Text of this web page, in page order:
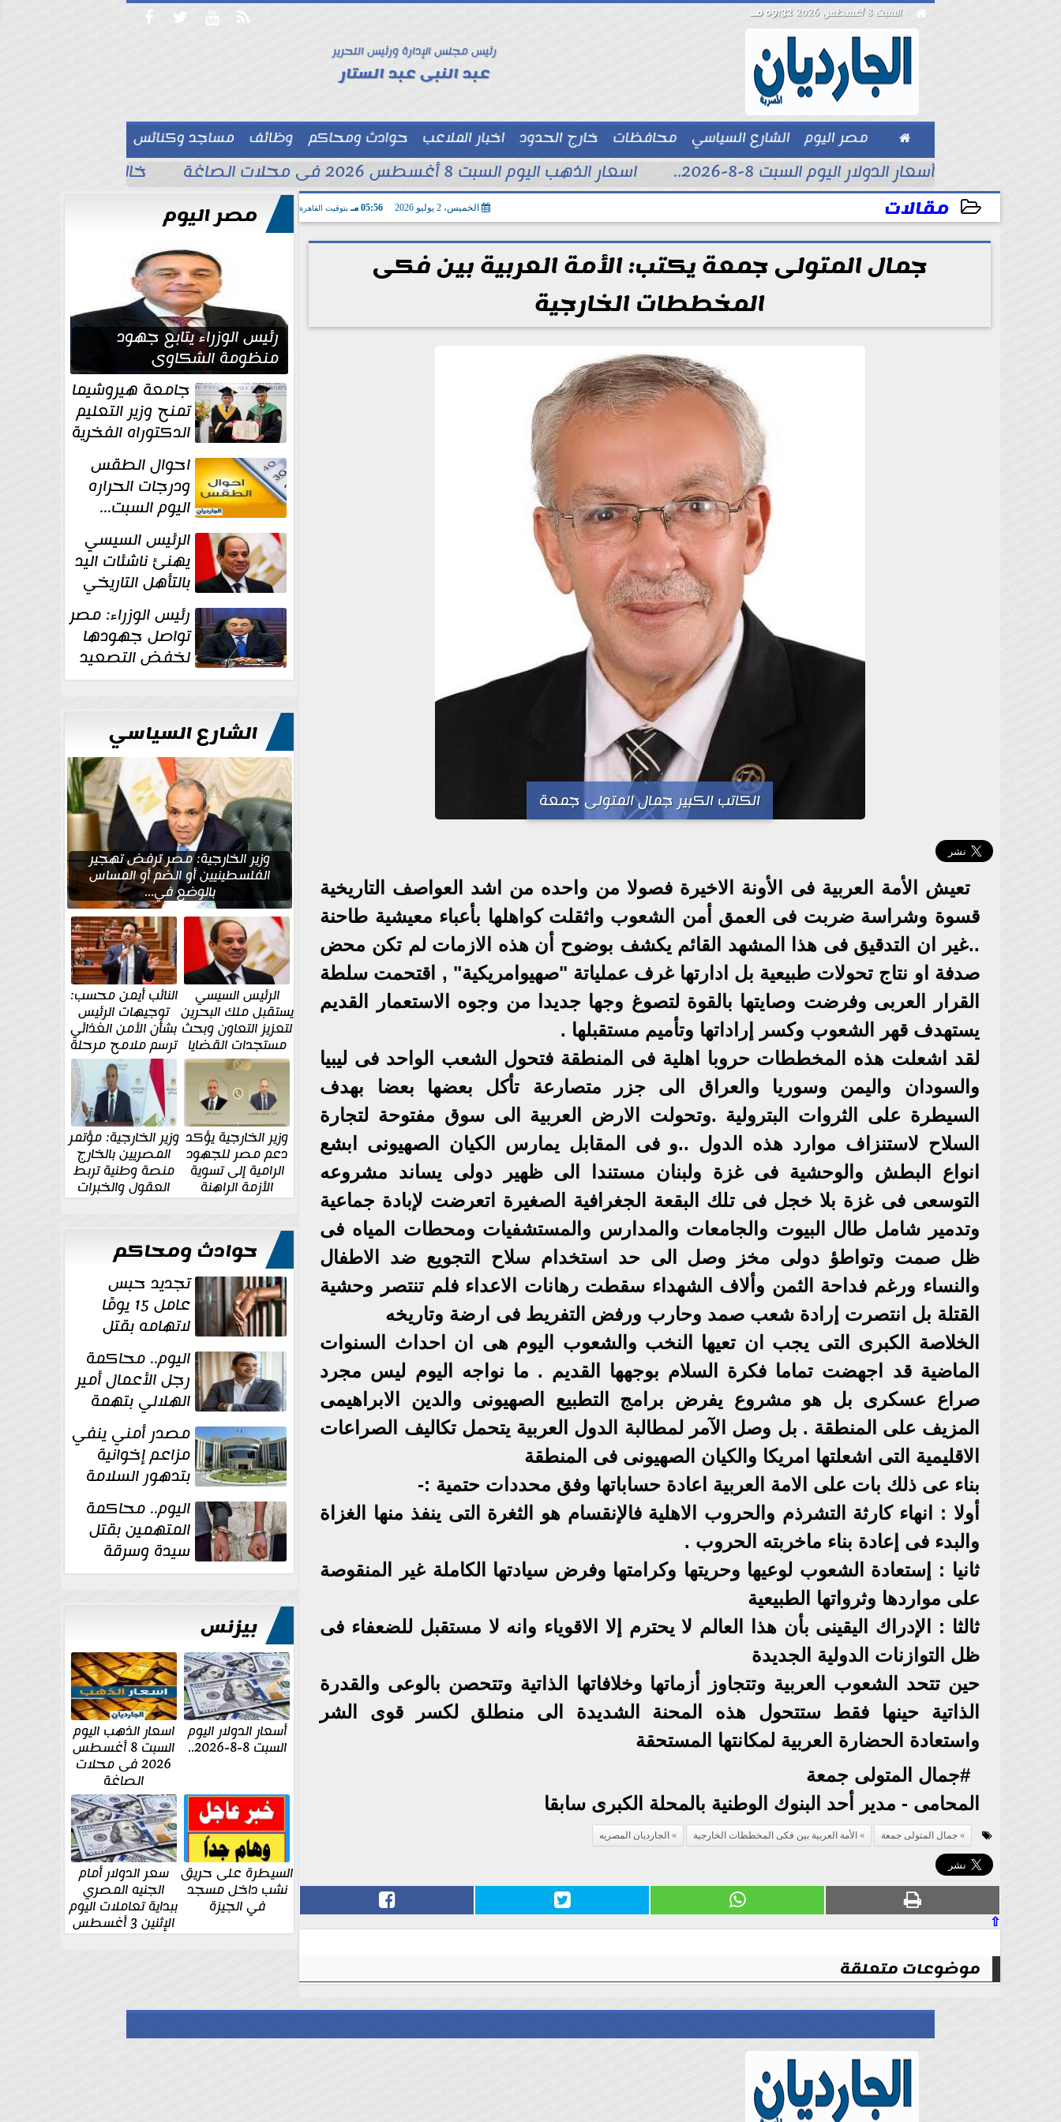
   
 السبت 8 أغسطس 2026 09:32 مـ
رئيس مجلس الإدارة ورئيس التحرير
عبد النبى عبد الستار
 مصر اليوم الشارع السياسي محافظات خارج الحدود اخبار الملاعب حوادث ومحاكم وظائف
مساجد وكنائس
بيزنس
توك شو  أسعار الدولار اليوم السبت 8-8-2026.. اسعار الذهب اليوم السبت 8 أغسطس 2026 فى محلات الصاغة خالد الغندور يطلب
مقالات الخميس، 2 يوليو 2026 05:56 مـ بتوقيت القاهرة
2026-07-02 17:56:04
جمال المتولى جمعة يكتب: الأمة العربية بين فكى
المخططات الخارجية
الكاتب الكبير جمال المتولى جمعة
تعيش الأمة العربية فى الأونة الاخيرة فصولا من واحده من اشد العواصف التاريخية
قسوة وشراسة ضربت فى العمق أمن الشعوب واثقلت كواهلها بأعباء معيشية طاحنة
..غير ان التدقيق فى هذا المشهد القائم يكشف بوضوح أن هذه الازمات لم تكن محض
صدفة او نتاج تحولات طبيعية بل ادارتها غرف عملياتة "صهيوامريكية" , اقتحمت سلطة
القرار العربى وفرضت وصايتها بالقوة لتصوغ وجها جديدا من وجوه الاستعمار القديم
يستهدف قهر الشعوب وكسر إراداتها وتأميم مستقبلها .
لقد اشعلت هذه المخططات حروبا اهلية فى المنطقة فتحول الشعب الواحد فى ليبيا
والسودان واليمن وسوريا والعراق الى جزر متصارعة تأكل بعضها بعضا بهدف
السيطرة على الثروات البترولية .وتحولت الارض العربية الى سوق مفتوحة لتجارة
السلاح لاستنزاف موارد هذه الدول ..و فى المقابل يمارس الكيان الصهيونى ابشع
انواع البطش والوحشية فى غزة ولبنان مستندا الى ظهير دولى يساند مشروعه
التوسعى فى غزة بلا خجل فى تلك البقعة الجغرافية الصغيرة اتعرضت لإبادة جماعية
وتدمير شامل طال البيوت والجامعات والمدارس والمستشفيات ومحطات المياه فى
ظل صمت وتواطؤ دولى مخز وصل الى حد استخدام سلاح التجويع ضد الاطفال
والنساء ورغم فداحة الثمن وألاف الشهداء سقطت رهانات الاعداء فلم تنتصر وحشية
القتلة بل انتصرت إرادة شعب صمد وحارب ورفض التفريط فى ارضة وتاريخه
الخلاصة الكبرى التى يجب ان تعيها النخب والشعوب اليوم هى ان احداث السنوات
الماضية قد اجهضت تماما فكرة السلام بوجهها القديم . ما نواجه اليوم ليس مجرد
صراع عسكرى بل هو مشروع يفرض برامج التطبيع الصهيونى والدين الابراهيمى
المزيف على المنطقة . بل وصل الآمر لمطالبة الدول العربية يتحمل تكاليف الصراعات
الاقليمية التى اشعلتها امريكا والكيان الصهيونى فى المنطقة
بناء عى ذلك بات على الامة العربية اعادة حساباتها وفق محددات حتمية :-
أولا : انهاء كارثة التشرذم والحروب الاهلية فالإنقسام هو الثغرة التى ينفذ منها الغزاة
والبدء فى إعادة بناء ماخربته الحروب .
ثانيا : إستعادة الشعوب لوعيها وحريتها وكرامتها وفرض سيادتها الكاملة غير المنقوصة
على مواردها وثرواتها الطبيعية
ثالثا : الإدراك اليقينى بأن هذا العالم لا يحترم إلا الاقوياء وانه لا مستقبل للضعفاء فى
ظل التوازنات الدولية الجديدة
حين تتحد الشعوب العربية وتتجاوز أزماتها وخلافاتها الذاتية وتتحصن بالوعى والقدرة
الذاتية حينها فقط ستتحول هذه المحنة الشديدة الى منطلق لكسر قوى الشر
واستعادة الحضارة العربية لمكانتها المستحقة
#جمال المتولى جمعة
المحامى - مدير أحد البنوك الوطنية بالمحلة الكبرى سابقا
جمال المتولى جمعة الأمة العربية بين فكى المخططات الخارجية الجارديان المصريه
⇧
موضوعات متعلقة
مصر اليوم
رئيس الوزراء يتابع جهود
منظومة الشكاوى
الحكومية خلال يوليو
الماضي جامعة هيروشيما
تمنح وزير التعليم
الدكتوراه الفخرية
تقديرا لما حققه
احوال الطقس
ودرجات الحراره
اليوم السبت...
العظمى في
القاهره 36 درجة الرئيس السيسي
يهنئ ناشئات اليد
بالتأهل التاريخي
إلى نصف نهائي
كأس العالم رئيس الوزراء: مصر
تواصل جهودها
لخفض التصعيد
والحفاظ على
الشارع السياسي
وزير الخارجية: مصر ترفض تهجير
الفلسطينيين أو الضم أو المساس
بالوضع في...
الرئيس السيسي
يستقبل ملك البحرين
لتعزيز التعاون وبحث
مستجدات القضايا
الإقليمية والدولية
النائب أيمن محسب:
توجيهات الرئيس
بشأن الأمن الغذائي
ترسم ملامح مرحلة
جديدة
وزير الخارجية يؤكد
دعم مصر للجهود
الرامية إلى تسوية
الأزمة الراهنة
وزير الخارجية: مؤتمر
المصريين بالخارج
منصة وطنية تربط
العقول والخبرات
المصرية بالدولة
حوادث ومحاكم
تجديد حبس
عامل 15 يومًا
لاتهامه بقتل
زوجته طعنًا
داخل مسكنهما بشبرا...
اليوم.. محاكمة
رجل الأعمال أمير
الهلالي بتهمة
غسل الأموال
مصدر أمني ينفي
مزاعم إخوانية
بتدهور السلامة
الإنشائية لأحد
مراكز الإصلاح والتأهيل
اليوم.. محاكمة
المتهمين بقتل
سيدة وسرقة
ذهبها في بولاق
بيزنس
أسعار الدولار اليوم
السبت 8-8-2026..
اسعار الذهب اليوم
السبت 8 أغسطس
2026 فى محلات
الصاغة
السيطرة على حريق
نشب داخل مسجد
في الجيزة
سعر الدولار أمام
الجنيه المصري
ببداية تعاملات اليوم
الإثنين 3 أغسطس